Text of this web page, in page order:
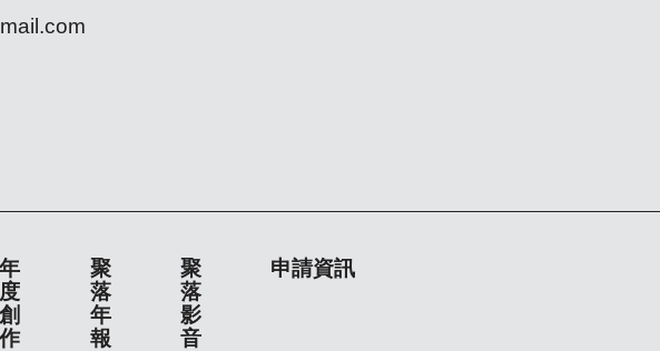
年
度
創
作
聚
落
年
報
聚
落
影
音
申請資訊